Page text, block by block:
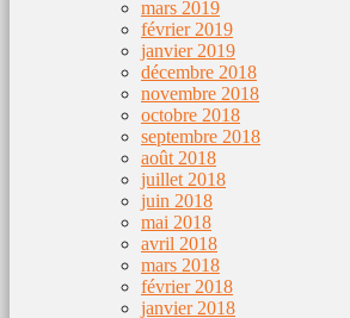
mars 2019
février 2019
janvier 2019
décembre 2018
novembre 2018
octobre 2018
septembre 2018
août 2018
juillet 2018
juin 2018
mai 2018
avril 2018
mars 2018
février 2018
janvier 2018